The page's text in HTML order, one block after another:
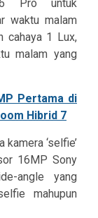
Pro untuk
waktu malam
cahaya 1 Lux,
malam yang
‘selfie’
16MP Sony
angle yang
mahupun